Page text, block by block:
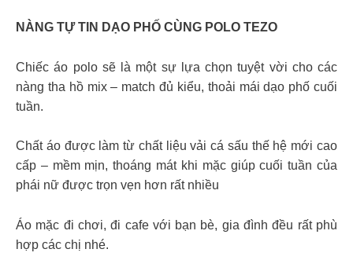
NÀNG TỰ TIN DẠO PHỐ CÙNG POLO TEZO
Chiếc áo polo sẽ là một sự lựa chọn tuyệt vời cho các
nàng tha hồ mix – match đủ kiểu, thoải mái dạo phố cuối
tuần.
Chất áo được làm từ chất liệu vải cá sấu thế hệ mới cao
cấp – mềm mịn, thoáng mát khi mặc giúp cuối tuần của
phái nữ được trọn vẹn hơn rất nhiều
Áo mặc đi chơi, đi cafe với bạn bè, gia đình đều rất phù
hợp các chị nhé.